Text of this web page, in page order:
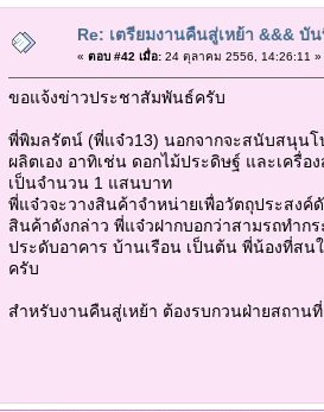
Re: เตรียมงานคืนสู่เหย้า &&& บั
« ตอบ #42 เมื่อ:24 ตุลาคม 2556, 14:26:11 »
ขอแจ้งข่าวประชาสัมพันธ์ครับ
พี่พิมลรัตน์ (พี่แจ๋ว13) นอกจากจะสนับสนุนโ
ผลิตเอง อาทิเช่น ดอกไม้ประดิษฐ์ และเครื่
เป็นจำนวน 1 แสนบาท
พี่แจ๋วจะวางสินค้าจำหน่ายเพื่อวัตถุประสง
สินค้าดังกล่าว พี่แจ๋วฝากบอกว่าสามรถทำก
ประดับอาคาร บ้านเรือน เป็นต้น พี่น้องที่สน
ครับ
สำหรับงานคืนสู่เหย้า ต้องรบกวนฝ่ายสถา